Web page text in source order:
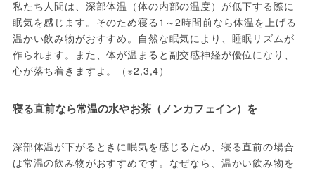
私たち人間は、深部体温（体の内部の温度）が低下する際に
眠気を感じます。そのため寝る1～2時間前なら体温を上げる
温かい飲み物がおすすめ。自然な眠気により、睡眠リズムが
作られます。また、体が温まると副交感神経が優位になり、
心が落ち着きますよ。（※2,3,4）
寝る直前なら常温の水やお茶（ノンカフェイン）を
深部体温が下がるときに眠気を感じるため、寝る直前の場合
は常温の飲み物がおすすめです。なぜなら、温かい飲み物を